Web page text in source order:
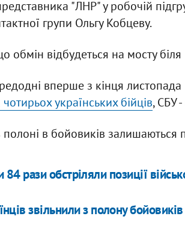
"ЛНР" у робочій
групи Ольгу Кобцеву.
обмін відбудеться на мосту
вперше з кінця
українських бійців, СБУ
в бойовиків залишаються
рази обстріляли позиції
звільнили з полону